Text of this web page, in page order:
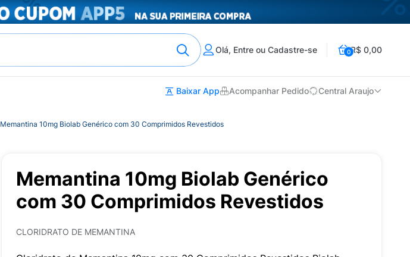
Olá, Entre ou Cadastre-se 0R$ 0,00
Baixar App Acompanhar Pedido Central Araujo
Memantina 10mg Biolab Genérico com 30 Comprimidos Revestidos
Memantina 10mg Biolab Genérico
com 30 Comprimidos Revestidos
CLORIDRATO DE MEMANTINA